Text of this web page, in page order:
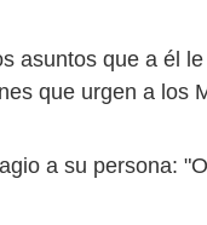
asuntos que a él
que urgen a los
a su persona: